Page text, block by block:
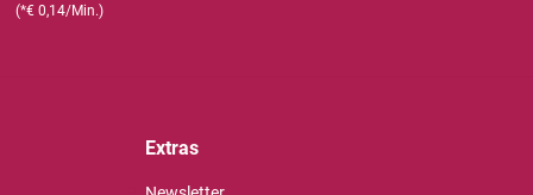
(*€ 0,14/Min.)
Extras